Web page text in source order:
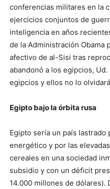
conferencias militares en la
ejercicios conjuntos de
inteligencia en años
de la Administración Obama
afectivo de al-Sisi tras
abandonó a los egipcios,
egipcios y ellos no lo
Egipto bajo la órbita rusa
Egipto sería un país
energético y por las
cereales en una sociedad
subsidio y con un déficit
14.000 millones de dólares).